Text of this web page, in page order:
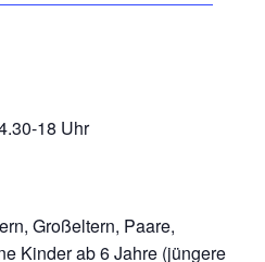
18 Uhr
Großeltern, Paare,
Kinder ab 6 Jahre (jüngere